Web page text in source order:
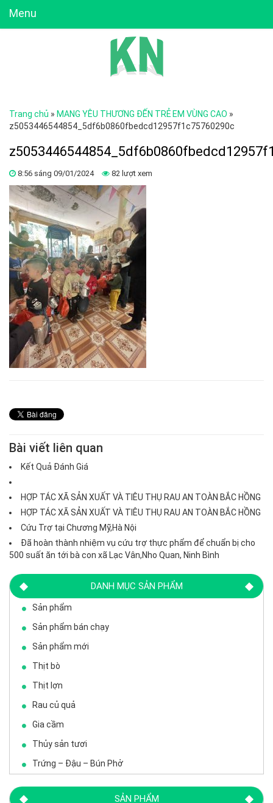
Menu
Trang chủ » MANG YÊU THƯƠNG ĐẾN TRẺ EM VÙNG CAO »
z5053446544854_5df6b0860fbedcd12957f1c75760290c
8:56 sáng 09/01/2024 82 lượt xem
Bài viết liên quan
Kết Quả Đánh Giá
HỢP TÁC XÃ SẢN XUẤT VÀ TIÊU THỤ RAU AN TOÀN BẮC HỒNG
HỢP TÁC XÃ SẢN XUẤT VÀ TIÊU THỤ RAU AN TOÀN BẮC HỒNG
Cứu Trợ tại Chương Mỹ,Hà Nội
Đã hoàn thành nhiệm vụ cứu trợ thực phẩm để chuẩn bị cho
500 suất ăn tới bà con xã Lạc Vân,Nho Quan, Ninh Bình
DANH MỤC SẢN PHẨM
Sản phẩm
Sản phẩm bán chạy
Sản phẩm mới
Thịt bò
Thịt lợn
Rau củ quả
Gia cầm
Thủy sản tươi
Trứng – Đậu – Bún Phở
SẢN PHẨM